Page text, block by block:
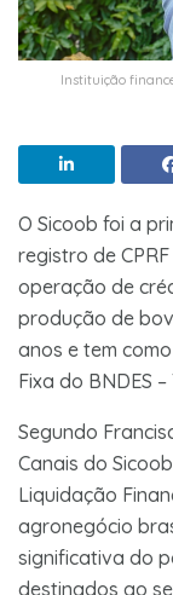
Instituição
O Sicoob foi a
registro de
operação de
produção de
anos e tem
Fixa do BNDES –
Segundo
Canais do
Liquidação
agronegócio
significativa do
destinados ao